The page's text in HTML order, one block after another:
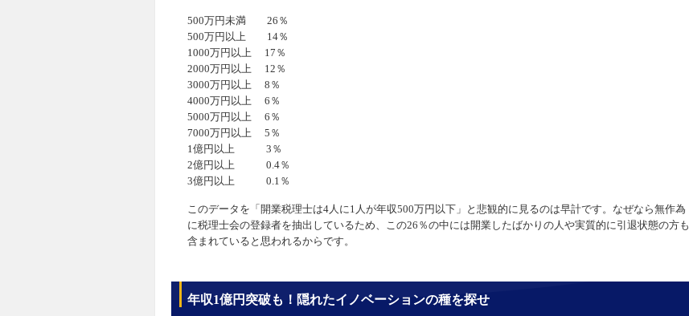
500万円未満 26％
500万円以上 14％
1000万円以上 17％
2000万円以上 12％
3000万円以上 8％
4000万円以上 6％
5000万円以上 6％
7000万円以上 5％
1億円以上 3％
2億円以上 0.4％
3億円以上 0.1％
このデータを「開業税理士は4人に1人が年収500万円以下」と悲観的に見るのは早計です。なぜなら無作為
に税理士会の登録者を抽出しているため、この26％の中には開業したばかりの人や実質的に引退状態の方も
含まれていると思われるからです。
年収1億円突破も！隠れたイノベーションの種を探せ